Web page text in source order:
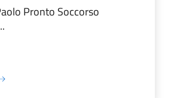
Pronto Soccorso